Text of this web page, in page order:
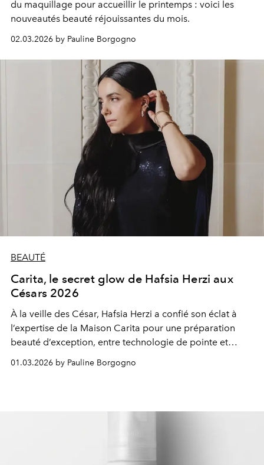
du maquillage pour accueillir le printemps : voici les
nouveautés beauté réjouissantes du mois.
02.03.2026 by Pauline Borgogno
BEAUTÉ
Carita, le secret glow de Hafsia Herzi aux
Césars 2026
À la veille des César, Hafsia Herzi a confié son éclat à
l’expertise de la Maison Carita pour une préparation
beauté d’exception, entre technologie de pointe et
01.03.2026 by Pauline Borgogno